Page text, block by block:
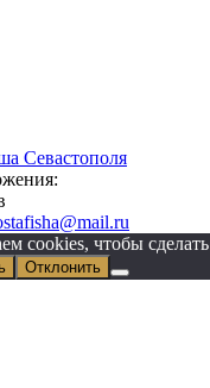
Севастополя
cookies, чтобы
Отклонить